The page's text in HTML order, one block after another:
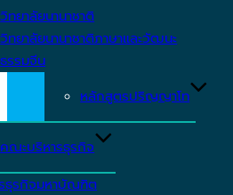
วิทยาลัยนานาชาติ
วิทยาลัยนานาชาติภาษาและวัฒนะ
ธรรมจีน
หลักสูตรปริญญาโท
คณะบริหารธุรกิจ
ธุรกิจมหาบัณฑิต